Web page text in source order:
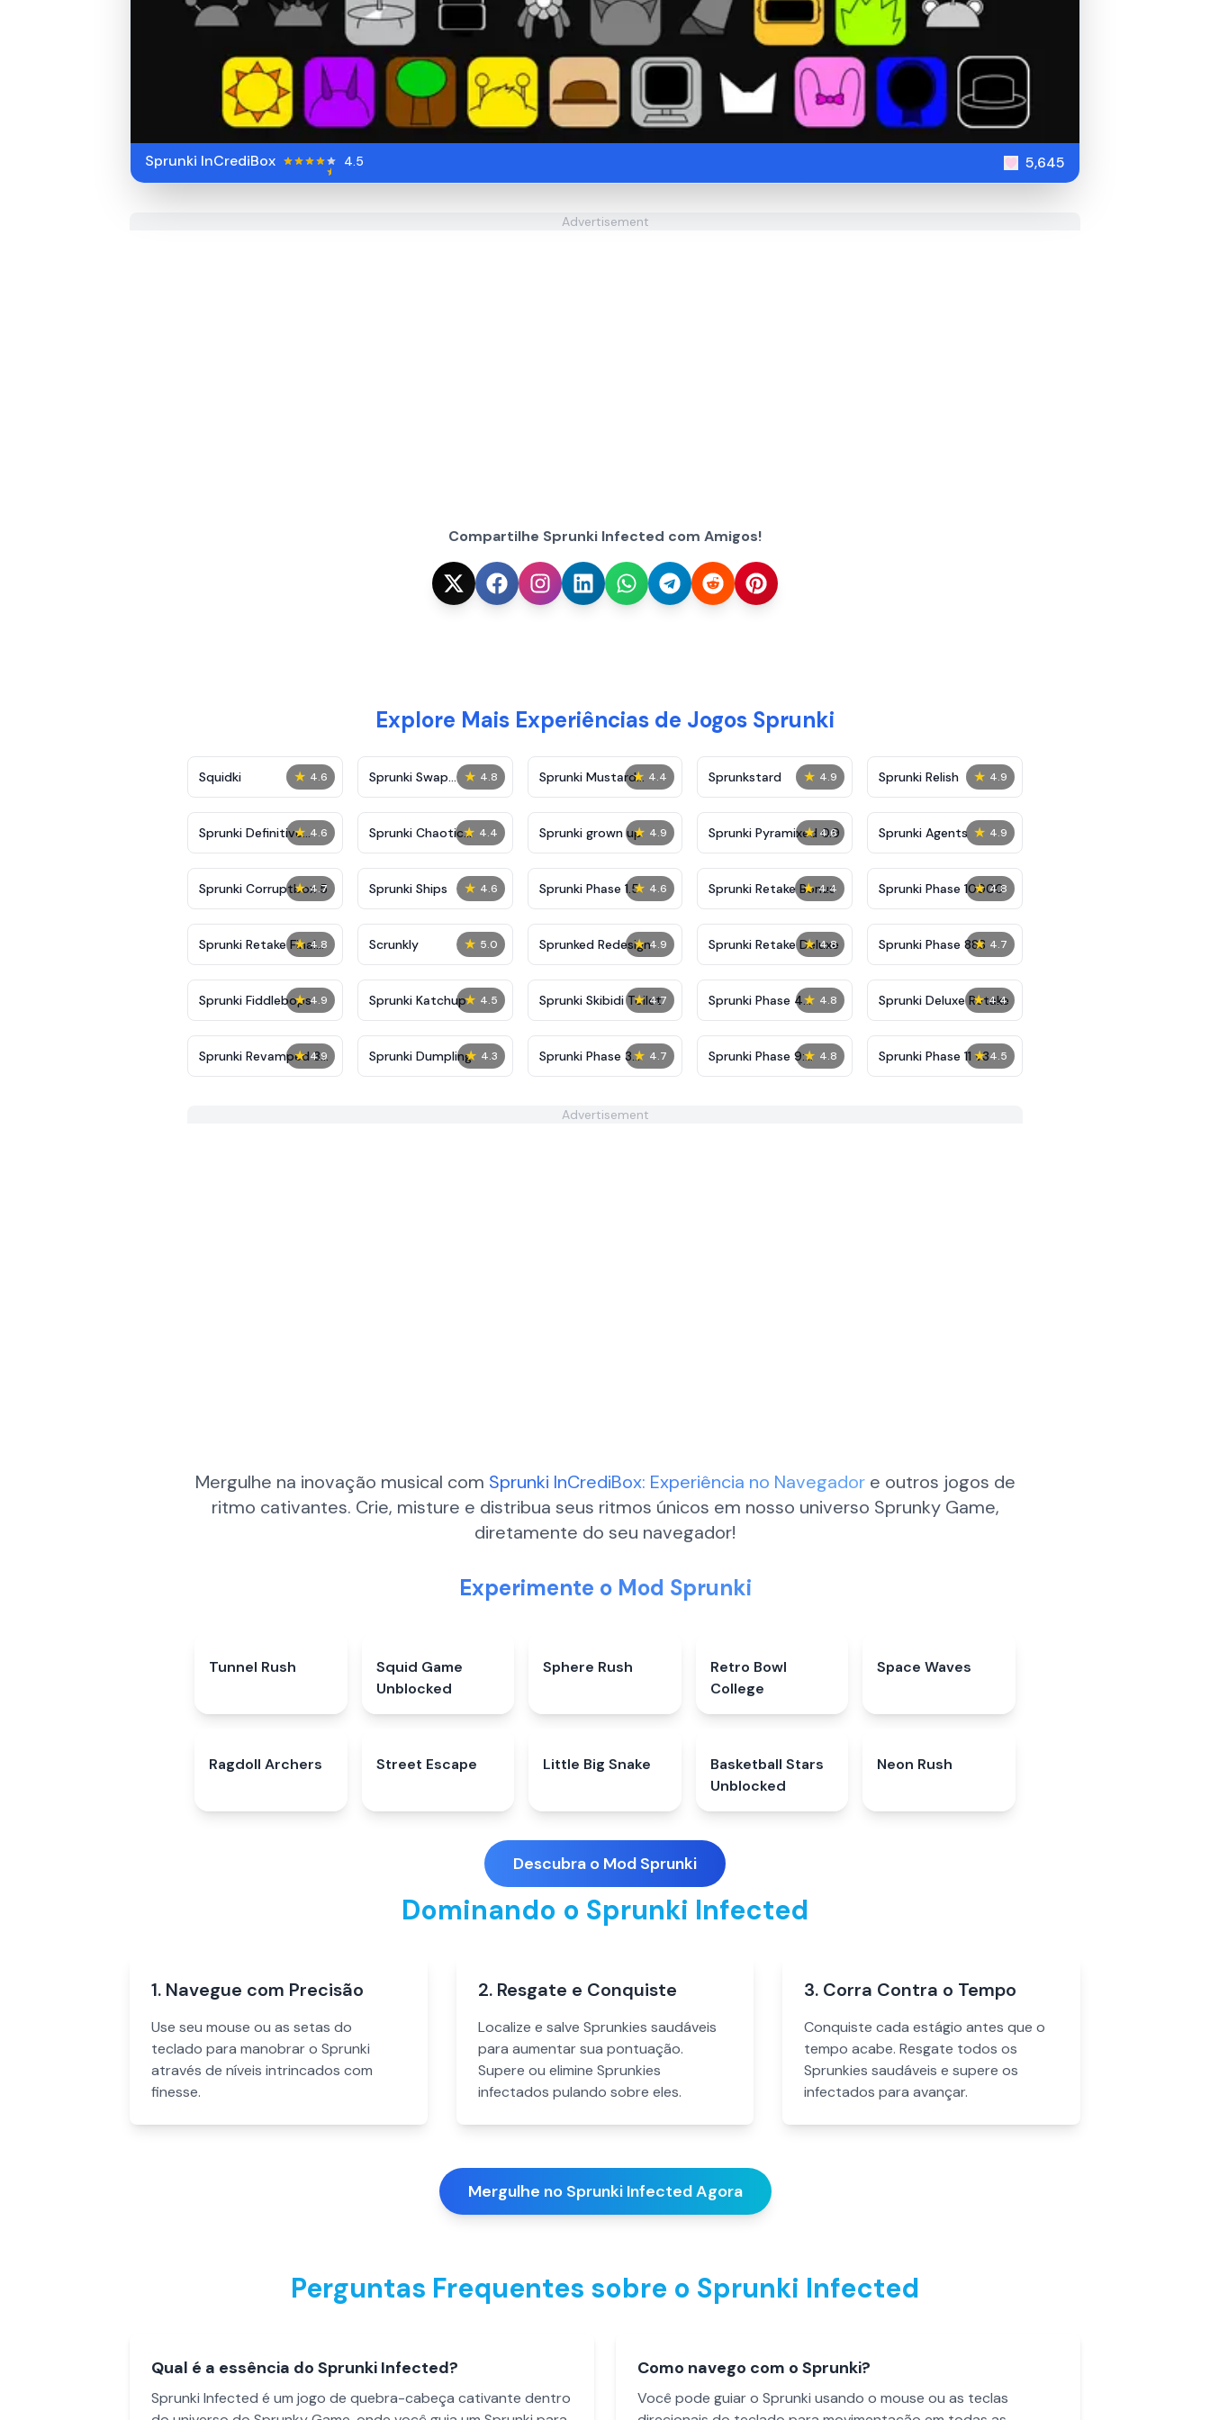
Sprunki InCrediBox 4.5 5,645
Advertisement
Compartilhe Sprunki Infected com Amigos!
Explore Mais Experiências de Jogos Sprunki
★ 4.6
Squidki ★ 4.8
Sprunki Swap
Showcase
★ 4.4
Sprunki Mustard
Phase 2
★ 4.9
Sprunkstard ★ 4.9
Sprunki Relish
★ 4.6
Sprunki Definitive
Phase 7
★ 4.4
Sprunki Chaotic
Good
★ 4.9
Sprunki grown up ★ 4.6
Sprunki Pyramixed 0.9 ★ 4.9
Sprunki Agents
★ 4.7
Sprunki Corruptbox 5 ★ 4.6
Sprunki Ships ★ 4.6
Sprunki Phase 1.5 ★ 4.4
Sprunki Retake Bonus ★ 4.8
Sprunki Phase 10000
★ 4.8
Sprunki Retake Final
Update
★ 5.0
Scrunkly ★ 4.9
Sprunked Redesign ★ 4.8
Sprunki Retake Deluxe ★ 4.7
Sprunki Phase 888
★ 4.9
Sprunki Fiddlebops ★ 4.5
Sprunki Katchup ★ 4.7
Sprunki Skibidi Toilet ★ 4.8
Sprunki Phase 4
Definitive
★ 4.4
Sprunki Deluxe Retake
★ 4.9
Sprunki Revamped 3:
Phase 5
★ 4.3
Sprunki Dumpling ★ 4.7
Sprunki Phase 3
Definitive
★ 4.8
Sprunki Phase 9:
Remastered
★ 4.5
Sprunki Phase 11 v3
Advertisement
Mergulhe na inovação musical com Sprunki InCrediBox: Experiência no Navegadore outros jogos de
ritmo cativantes. Crie, misture e distribua seus ritmos únicos em nosso universo Sprunky Game,
diretamente do seu navegador!
Experimente o Mod Sprunki
4.6
Tunnel Rush 4.8
Squid Game
Unblocked
5.0
Sphere Rush
Retro Bowl
College
4.9
Space Waves
4.3★
Ragdoll Archers 5.0★
Street Escape 4.9★
Little Big Snake 4.8★
Basketball Stars
Unblocked
Neon Rush
Descubra o Mod Sprunki
Dominando o Sprunki Infected
1. Navegue com Precisão
Use seu mouse ou as setas do
teclado para manobrar o Sprunki
através de níveis intrincados com
finesse.
2. Resgate e Conquiste
Localize e salve Sprunkies saudáveis
para aumentar sua pontuação.
Supere ou elimine Sprunkies
infectados pulando sobre eles.
3. Corra Contra o Tempo
Conquiste cada estágio antes que o
tempo acabe. Resgate todos os
Sprunkies saudáveis e supere os
infectados para avançar.
Mergulhe no Sprunki Infected Agora
Perguntas Frequentes sobre o Sprunki Infected
Qual é a essência do Sprunki Infected?
Sprunki Infected é um jogo de quebra-cabeça cativante dentro
Como navego com o Sprunki?
Você pode guiar o Sprunki usando o mouse ou as teclas